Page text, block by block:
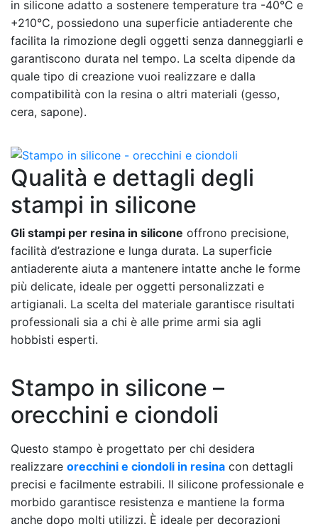
in silicone adatto a sostenere temperature tra -40°C e
+210°C, possiedono una superficie antiaderente che
facilita la rimozione degli oggetti senza danneggiarli e
garantiscono durata nel tempo. La scelta dipende da
quale tipo di creazione vuoi realizzare e dalla
compatibilità con la resina o altri materiali (gesso,
cera, sapone).
Qualità e dettagli degli
stampi in silicone
Gli stampi per resina in silicone offrono precisione,
facilità d’estrazione e lunga durata. La superficie
antiaderente aiuta a mantenere intatte anche le forme
più delicate, ideale per oggetti personalizzati e
artigianali. La scelta del materiale garantisce risultati
professionali sia a chi è alle prime armi sia agli
hobbisti esperti.
Stampo in silicone –
orecchini e ciondoli
Questo stampo è progettato per chi desidera
realizzare orecchini e ciondoli in resina con dettagli
precisi e facilmente estrabili. Il silicone professionale e
morbido garantisce resistenza e mantiene la forma
anche dopo molti utilizzi. È ideale per decorazioni